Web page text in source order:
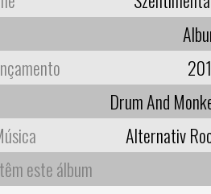
Drum And
Alternativ
este álbum